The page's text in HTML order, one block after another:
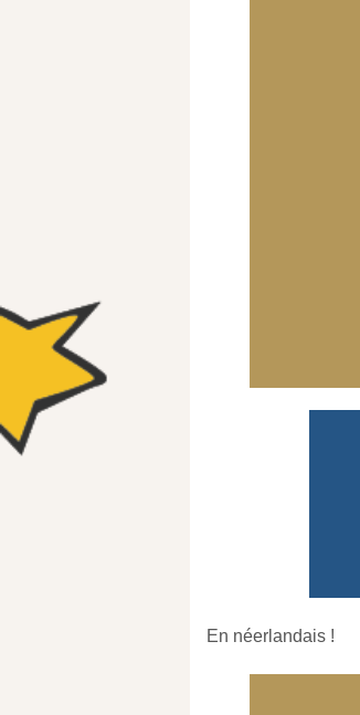
En néerlandais !